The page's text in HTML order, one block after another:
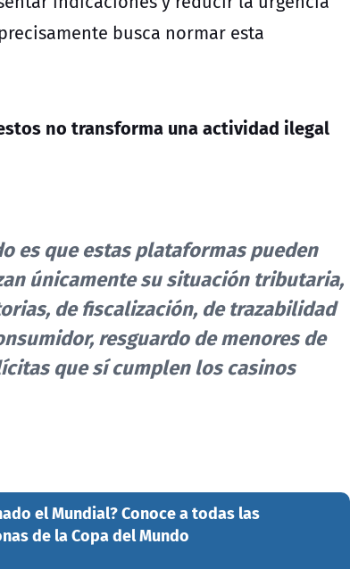
busca normar esta
no transforma una actividad ilegal
es que estas plataformas pueden
únicamente su situación tributaria,
de fiscalización, de trazabilidad
resguardo de menores de
que sí cumplen los casinos
el Mundial? Conoce a todas las
de la Copa del Mundo